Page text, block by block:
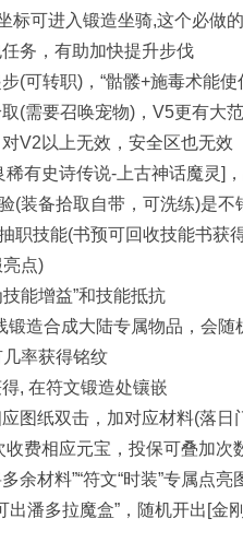
标可进入锻造坐骑,这个必做
务，有助加快提升步伐
(可转职)，“骷髅+施毒术能
(需要召唤宠物)，V5更有大
V2以上无效，安全区也无效
稀有史诗传说-上古神话魔灵]
(装备拾取自带，可洗练)是
职技能(书预可回收技能书获
点)
增益”和技能抵抗
合成大陆专属物品，会随
率获得铭纹
, 在符文锻造处镶嵌
图纸双击，加对应材料(落
费相应元宝，投保可叠加次
余材料”“符文“时装”专属点亮
出潘多拉魔盒”，随机开出[金